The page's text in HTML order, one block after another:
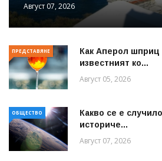
Август 07, 2026
ПРЕДСТАВЯНЕ
Как Аперол шприц
известният ко...
Август 05, 2026
ОБЩЕСТВО
Какво се е
историче...
Август 07, 2026